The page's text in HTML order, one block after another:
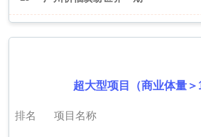
超大型项目（商业体量＞
排名 项目名称